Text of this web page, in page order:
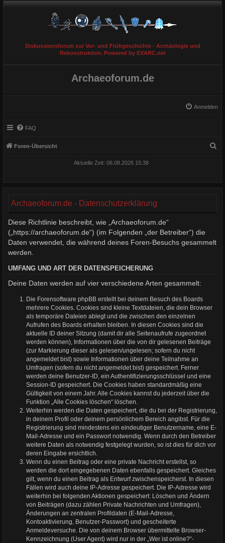
Diskussionsforum zur Vor- und Frühgeschichte - Archäologie und
Rekonstruktion. Powered by EXARC.net
Archaeoforum.de
Anmelden
FAQ
Foren-Übersicht
Aktuelle Zeit: 06.08.2026 15:38
Archaeoforum.de - Datenschutzerklärung
Diese Richtlinie beschreibt, wie „Archaeoforum.de“
(„https://archaeoforum.de“) (im Folgenden „der Betreiber“) die
Daten verwendet, die während deines Foren-Besuchs gesammelt
werden.
UMFANG UND ART DER DATENSPEICHERUNG
Deine Daten werden auf vier verschiedene Arten gesammelt:
Die Forensoftware phpBB erstellt bei deinem Besuch des Boards
mehrere Cookies. Cookies sind kleine Textdateien, die dein Browser
als temporäre Dateien ablegt und die zwischen den einzelnen
Aufrufen des Boards erhalten bleiben. In diesen Cookies sind die
aktuelle ID deiner Sitzung (damit dir alle Seitenaufrufe zugeordnet
werden können), Informationen über die von dir gelesenen Beiträge
(zur Markierung dieser als gelesen/ungelesen; sofern du nicht
angemeldet bist) sowie Informationen über deine Teilnahme an
Umfragen (sofern du nicht angemeldet bist) gespeichert. Ferner
werden deine Benutzer-ID, ein Authentifizierungsschlüssel und eine
Session-ID gespeichert. Die Cookies haben standardmäßig eine
Gültigkeit von einem Jahr. Alle Cookies kannst du jederzeit über die
Funktion „Alle Cookies löschen“ löschen.
Weiterhin werden die Daten gespeichert, die du bei der Registrierung,
in deinem Profil oder deinem persönlichem Bereich angibst. Für die
Registrierung sind mindestens ein eindeutiger Benutzername, eine E-
Mail-Adresse und ein Passwort notwendig. Wenn durch den Betreiber
weitere Daten als notwendig festgelegt wurden, so ist dies für dich vor
deren Eingabe ersichtlich.
Wenn du einen Beitrag oder eine private Nachricht erstellst, so
werden die dort eingegebenen Daten ebenfalls gespeichert. Gleiches
gilt, wenn du einen Beitrag als Entwurf zwischenspeicherst. In diesen
Fällen wird auch deine IP-Adresse gespeichert. Die IP-Adresse wird
weiterhin bei folgenden Aktionen gespeichert: Löschen und Ändern
von Beiträgen (dazu zählen Private Nachrichten und Umfragen),
Änderungen an zentralen Profildaten (E-Mail-Adresse,
Kontoaktivierung, Benutzer-Passwort) und gescheiterte
Anmeldeversuche. Die von deinem Browser übermittelte Browser-
Kennzeichnung (User Agent) wird nur in der „Wer ist online?“-